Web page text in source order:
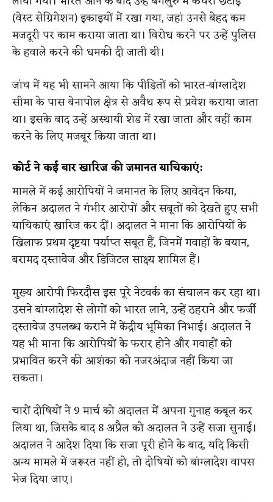
(वेस्ट सेग्रिगेशन) इकाइयों में रखा गया, जहां उनसे बेहद कम
मजदूरी पर काम कराया जाता था। विरोध करने पर उन्हें पुलिस
के हवाले करने की धमकी दी जाती थी।
जांच में यह भी सामने आया कि पीड़ितों को भारत-बांग्लादेश
सीमा के पास बेनापोल क्षेत्र से अवैध रूप से प्रवेश कराया जाता
था। इसके बाद उन्हें अस्थायी शेड में रखा जाता और वहीं काम
करने के लिए मजबूर किया जाता था।
कोर्ट ने कई बार खारिज की जमानत याचिकाएं:
मामले में कई आरोपियों ने जमानत के लिए आवेदन किया,
लेकिन अदालत ने गंभीर आरोपों और सबूतों को देखते हुए सभी
याचिकाएं खारिज कर दीं। अदालत ने माना कि आरोपियों के
खिलाफ प्रथम दृष्टया पर्याप्त सबूत हैं, जिनमें गवाहों के बयान,
बरामद दस्तावेज और डिजिटल साक्ष्य शामिल हैं।
मुख्य आरोपी फिरदौस इस पूरे नेटवर्क का संचालन कर रहा था।
उसने बांग्लादेश से लोगों को भारत लाने, उन्हें ठहराने और फर्जी
दस्तावेज उपलब्ध कराने में केंद्रीय भूमिका निभाई। अदालत ने
यह भी माना कि आरोपियों के फरार होने और गवाहों को
प्रभावित करने की आशंका को नजरअंदाज नहीं किया जा
सकता।
चारों दोषियों ने 9 मार्च को अदालत में अपना गुनाह कबूल कर
लिया था, जिसके बाद 8 अप्रैल को अदालत ने उन्हें सजा सुनाई।
अदालत ने आदेश दिया कि सजा पूरी होने के बाद, यदि किसी
अन्य मामले में जरूरत नहीं हो, तो दोषियों को बांग्लादेश वापस
भेज दिया जाए।